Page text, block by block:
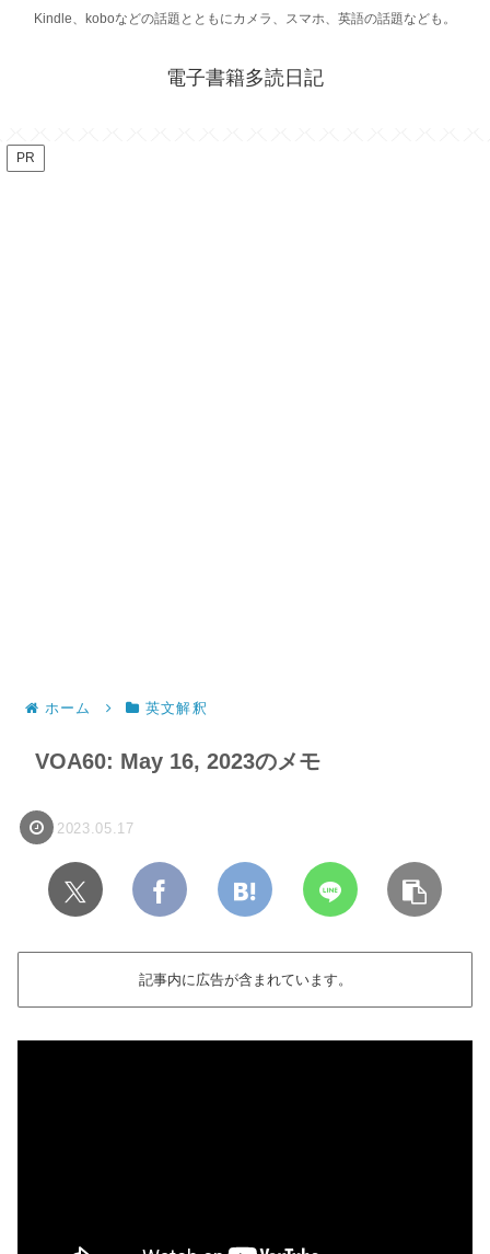
Kindle、koboなどの話題とともにカメラ、スマホ、英語の話題なども。
電子書籍多読日記
PR
ホーム 英文解釈
VOA60: May 16, 2023のメモ
2023.05.17
記事内に広告が含まれています。